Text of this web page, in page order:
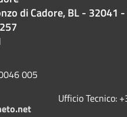
di Cadore, BL - 32041
005
Ufficio Tecnico: